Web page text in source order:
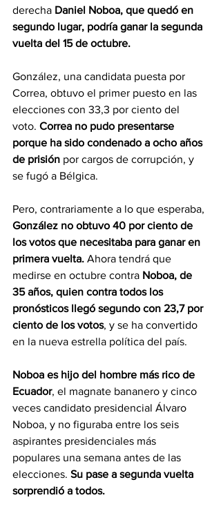
derecha Daniel Noboa, que quedó en
segundo lugar, podría ganar la segunda
vuelta del 15 de octubre.
González, una candidata puesta por
Correa, obtuvo el primer puesto en las
elecciones con 33,3 por ciento del
voto. Correa no pudo presentarse
porque ha sido condenado a ocho años
de prisión por cargos de corrupción, y
se fugó a Bélgica.
Pero, contrariamente a lo que esperaba,
González no obtuvo 40 por ciento de
los votos que necesitaba para ganar en
primera vuelta. Ahora tendrá que
medirse en octubre contra Noboa, de
35 años, quien contra todos los
pronósticos llegó segundo con 23,7 por
ciento de los votos, y se ha convertido
en la nueva estrella política del país.
Noboa es hijo del hombre más rico de
Ecuador, el magnate bananero y cinco
veces candidato presidencial Álvaro
Noboa, y no figuraba entre los seis
aspirantes presidenciales más
populares una semana antes de las
elecciones. Su pase a segunda vuelta
sorprendió a todos.